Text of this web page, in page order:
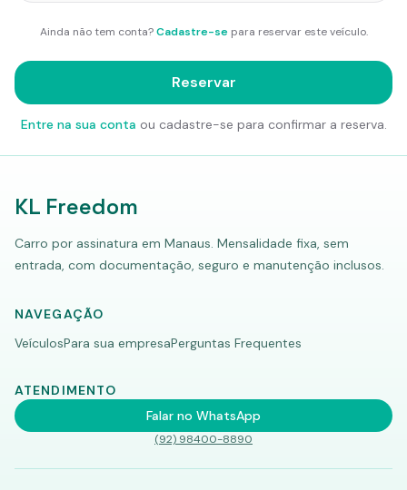
Ainda não tem conta? Cadastre-se para reservar este veículo.
Reservar
Entre na sua conta ou cadastre-se para confirmar a reserva.
KL Freedom
Carro por assinatura em Manaus. Mensalidade fixa, sem
entrada, com documentação, seguro e manutenção inclusos.
NAVEGAÇÃO
VeículosPara sua empresaPerguntas Frequentes
ATENDIMENTO
Falar no WhatsApp
(92) 98400-8890